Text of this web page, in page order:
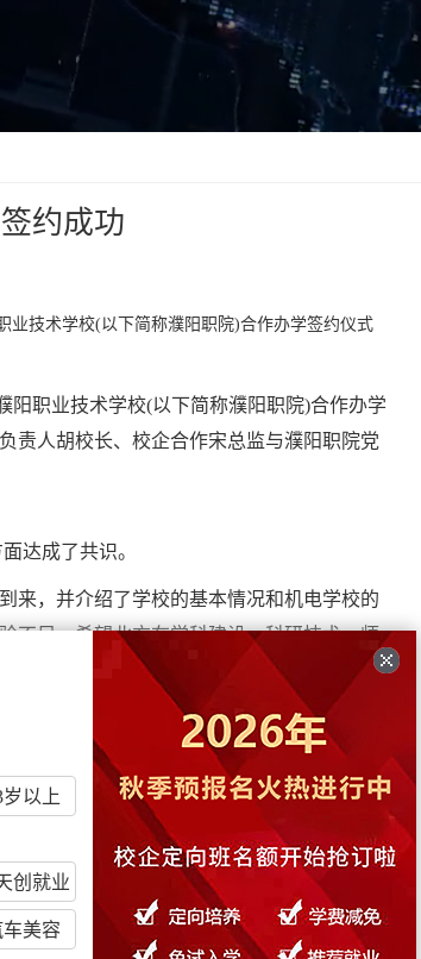
约成功
业技术学校(以下简称濮阳职院)合作办学签约仪式
阳职业技术学校(以下简称濮阳职院)合作办学
责人胡校长、校企合作宋总监与濮阳职院党
达成了共识。
来，并介绍了学校的基本情况和机电学校的
不足，希望北方在学科建设、科研技术、师
展的良好开端!我们将为机电学校的发展在
领导的大力支持，希望今后两所院校能够加
业技术人才而努力!
省的办学规模进一步扩大，今后双方将在招
可以就近择校学习汽车相关专业，为更多的
岁以上
创就业
车美容